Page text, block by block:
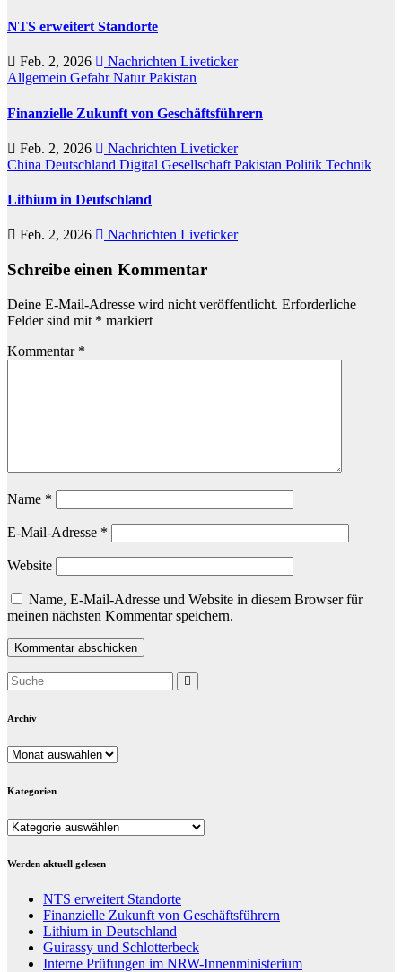
NTS erweitert Standorte
Feb. 2, 2026
Nachrichten Liveticker
Allgemein GefahrNaturPakistan
Finanzielle Zukunft von Geschäftsführern
Feb. 2, 2026
Nachrichten Liveticker
China Deutschland Digital Gesellschaft Pakistan Politik Technik
Lithium in Deutschland
Feb. 2, 2026 Nachrichten Liveticker
Schreibe einen Kommentar
Deine E-Mail-Adresse wird nicht veröffentlicht. Erforderliche
Felder sind mit * markiert
Kommentar *
Name *
E-Mail-Adresse *
Website
Name, E-Mail-Adresse und Website in diesem Browser für
meinen nächsten Kommentar speichern.
Archiv
Archiv
Kategorien
Kategorien
Werden aktuell gelesen
NTS erweitert Standorte
Finanzielle Zukunft von Geschäftsführern
Lithium in Deutschland
Guirassy und Schlotterbeck
Interne Prüfungen im NRW-Innenministerium